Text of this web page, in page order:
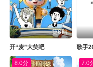
第6期
开“麦”大笑吧 歌手
8.0分 7.0